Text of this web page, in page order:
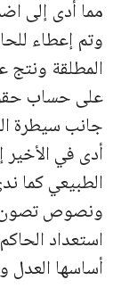
مما أدى إلى
وتم إعطاء
المطلقة ونتج
على حساب
جانب سيطرة
أدى في
الطبيعي كما
ونصوص تصون
استعداد
أساسها العدل